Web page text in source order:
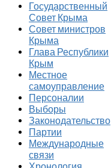
Государственный
Совет Крыма
Совет министров
Крыма
Глава Республики
Крым
Местное
самоуправление
Персоналии
Выборы
Законодательство
Партии
Международные
связи